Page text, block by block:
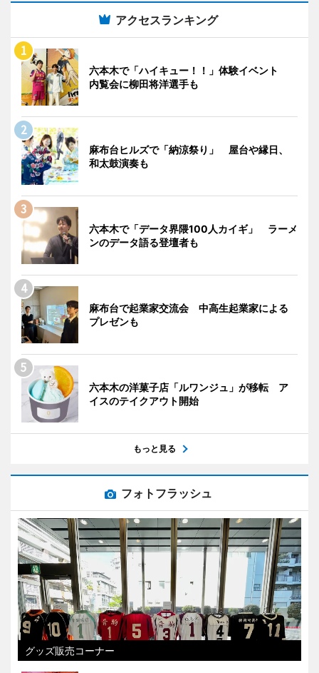
アクセスランキング
六本木で「ハイキュー！！」体験イベント
内覧会に柳田将洋選手も
麻布台ヒルズで「納涼祭り」 屋台や縁日、
和太鼓演奏も
六本木で「データ界隈100人カイギ」 ラーメ
ンのデータ語る登壇者も
麻布台で起業家交流会 中高生起業家による
プレゼンも
六本木の洋菓子店「ルワンジュ」が移転 ア
イスのテイクアウト開始
もっと見る
フォトフラッシュ
グッズ販売コーナー